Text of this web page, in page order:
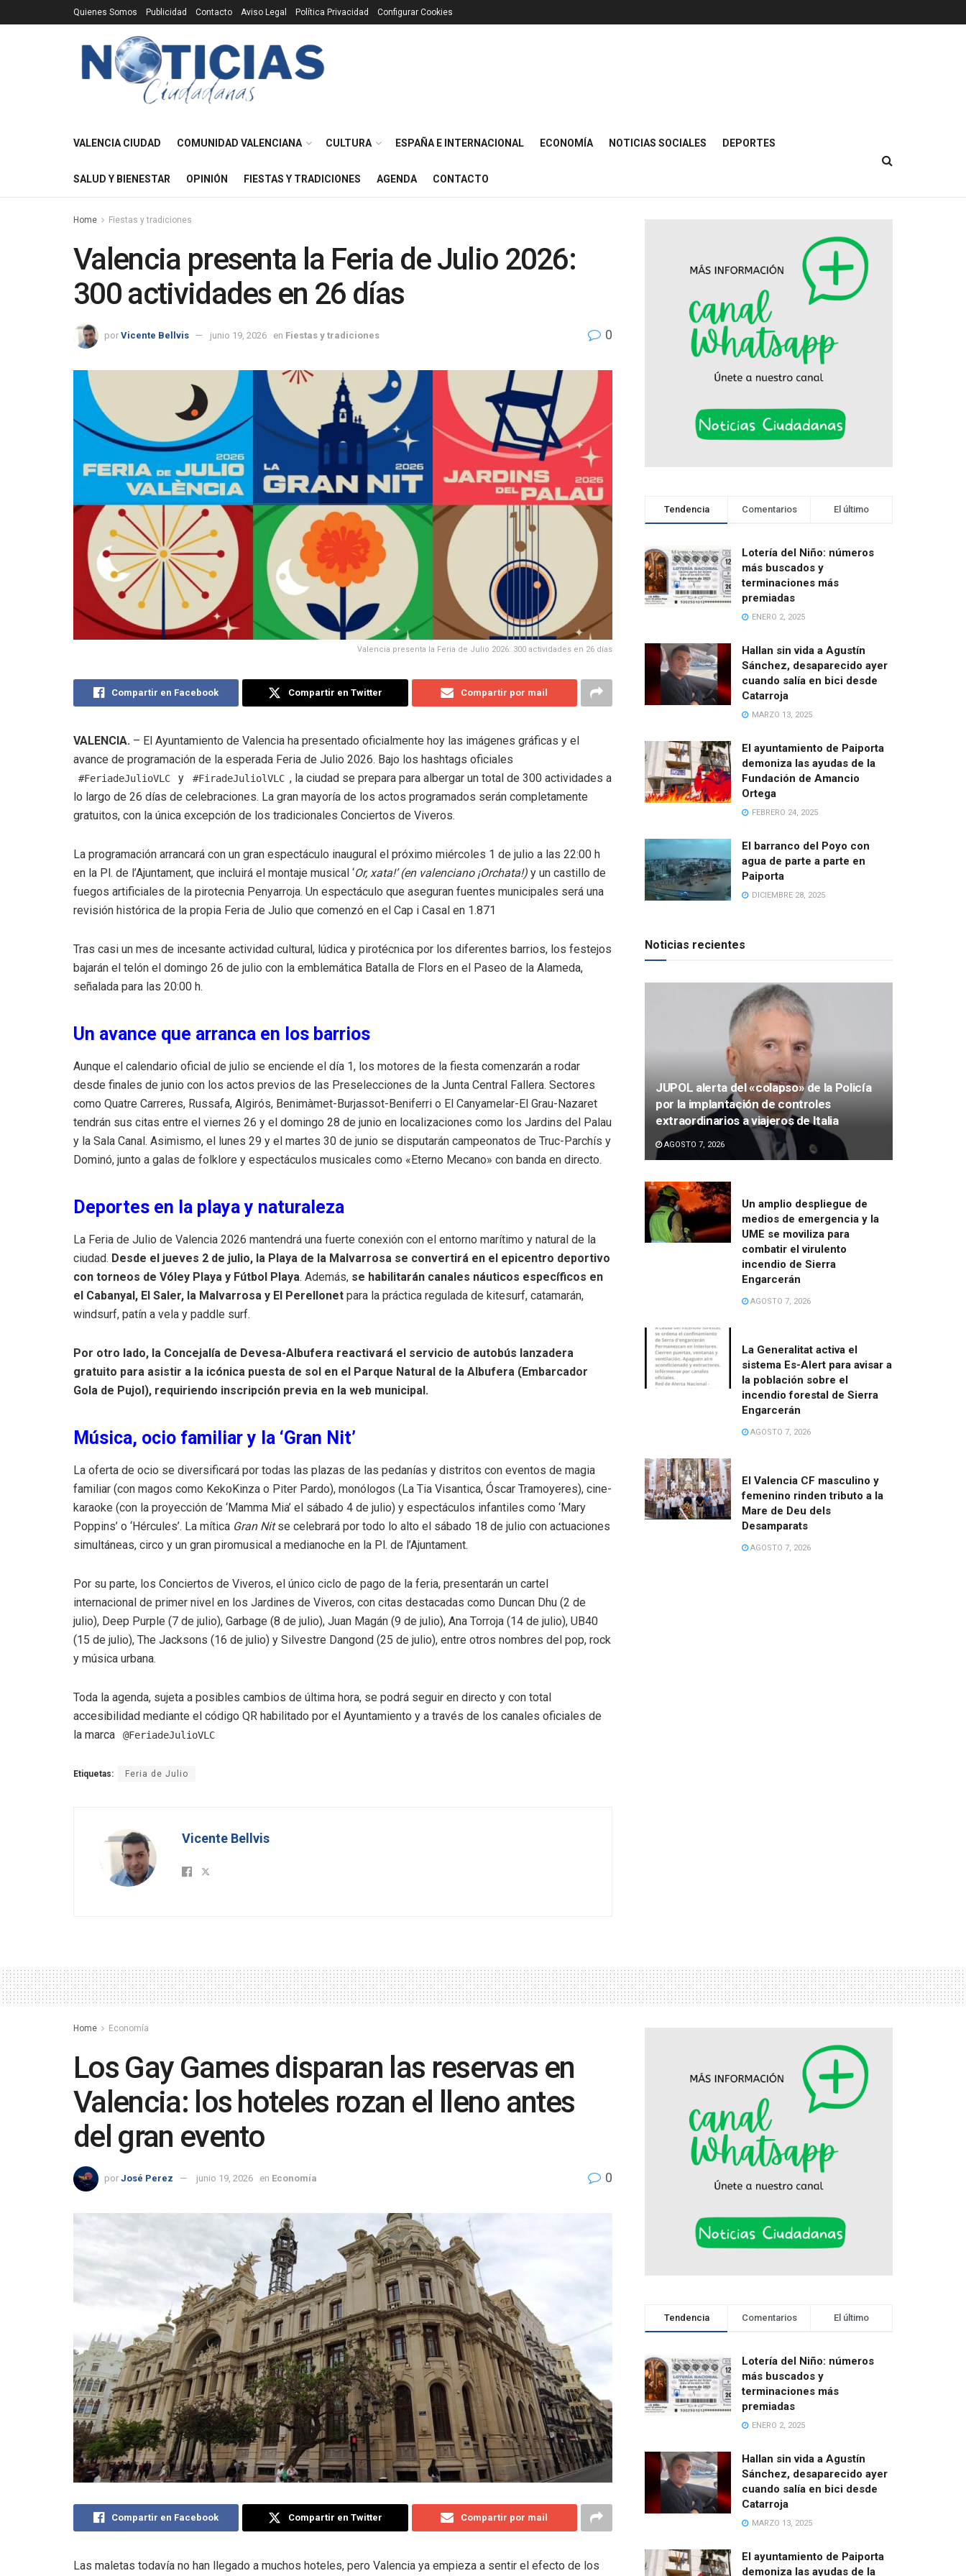
Quienes Somos Publicidad Contacto Aviso Legal Política Privacidad Configurar Cookies
VALENCIA CIUDAD COMUNIDAD VALENCIANA CULTURA ESPAÑA E INTERNACIONAL ECONOMÍA NOTICIAS SOCIALES DEPORTES
SALUD Y BIENESTAR OPINIÓN FIESTAS Y TRADICIONES AGENDA CONTACTO
Home Fiestas y tradiciones
Valencia presenta la Feria de Julio 2026:
300 actividades en 26 días
por Vicente Bellvis junio 19, 2026 en Fiestas y tradiciones 0
Valencia presenta la Feria de Julio 2026: 300 actividades en 26 días
Compartir en Facebook Compartir en Twitter Compartir por mail
VALENCIA. – El Ayuntamiento de Valencia ha presentado oficialmente hoy las imágenes gráficas y el
avance de programación de la esperada Feria de Julio 2026. Bajo los hashtags oficiales
#FeriadeJulioVLC y #FiradeJuliolVLC , la ciudad se prepara para albergar un total de 300 actividades a
lo largo de 26 días de celebraciones. La gran mayoría de los actos programados serán completamente
gratuitos, con la única excepción de los tradicionales Conciertos de Viveros.
La programación arrancará con un gran espectáculo inaugural el próximo miércoles 1 de julio a las 22:00 h
en la Pl. de l’Ajuntament, que incluirá el montaje musical ‘Or, xata!’ (en valenciano ¡Orchata!) y un castillo de
fuegos artificiales de la pirotecnia Penyarroja. Un espectáculo que aseguran fuentes municipales será una
revisión histórica de la propia Feria de Julio que comenzó en el Cap i Casal en 1.871
Tras casi un mes de incesante actividad cultural, lúdica y pirotécnica por los diferentes barrios, los festejos
bajarán el telón el domingo 26 de julio con la emblemática Batalla de Flors en el Paseo de la Alameda,
señalada para las 20:00 h.
Un avance que arranca en los barrios
Aunque el calendario oficial de julio se enciende el día 1, los motores de la fiesta comenzarán a rodar
desde finales de junio con los actos previos de las Preselecciones de la Junta Central Fallera. Sectores
como Quatre Carreres, Russafa, Algirós, Benimàmet-Burjassot-Beniferri o El Canyamelar-El Grau-Nazaret
tendrán sus citas entre el viernes 26 y el domingo 28 de junio en localizaciones como los Jardins del Palau
y la Sala Canal. Asimismo, el lunes 29 y el martes 30 de junio se disputarán campeonatos de Truc-Parchís y
Dominó, junto a galas de folklore y espectáculos musicales como «Eterno Mecano» con banda en directo.
Deportes en la playa y naturaleza
La Feria de Julio de Valencia 2026 mantendrá una fuerte conexión con el entorno marítimo y natural de la
ciudad. Desde el jueves 2 de julio, la Playa de la Malvarrosa se convertirá en el epicentro deportivo
con torneos de Vóley Playa y Fútbol Playa. Además, se habilitarán canales náuticos específicos en
el Cabanyal, El Saler, la Malvarrosa y El Perellonet para la práctica regulada de kitesurf, catamarán,
windsurf, patín a vela y paddle surf.
Por otro lado, la Concejalía de Devesa-Albufera reactivará el servicio de autobús lanzadera
gratuito para asistir a la icónica puesta de sol en el Parque Natural de la Albufera (Embarcador
Gola de Pujol), requiriendo inscripción previa en la web municipal.
Música, ocio familiar y la ‘Gran Nit’
La oferta de ocio se diversificará por todas las plazas de las pedanías y distritos con eventos de magia
familiar (con magos como KekoKinza o Piter Pardo), monólogos (La Tia Visantica, Óscar Tramoyeres), cine-
karaoke (con la proyección de ‘Mamma Mia’ el sábado 4 de julio) y espectáculos infantiles como ‘Mary
Poppins’ o ‘Hércules’. La mítica Gran Nitse celebrará por todo lo alto el sábado 18 de julio con actuaciones
simultáneas, circo y un gran piromusical a medianoche en la Pl. de l’Ajuntament.
Por su parte, los Conciertos de Viveros, el único ciclo de pago de la feria, presentarán un cartel
internacional de primer nivel en los Jardines de Viveros, con citas destacadas como Duncan Dhu (2 de
julio), Deep Purple (7 de julio), Garbage (8 de julio), Juan Magán (9 de julio), Ana Torroja (14 de julio), UB40
(15 de julio), The Jacksons (16 de julio) y Silvestre Dangond (25 de julio), entre otros nombres del pop, rock
y música urbana.
Toda la agenda, sujeta a posibles cambios de última hora, se podrá seguir en directo y con total
accesibilidad mediante el código QR habilitado por el Ayuntamiento y a través de los canales oficiales de
la marca
@FeriadeJulioVLC
Etiquetas: Feria de Julio
Vicente Bellvis
Tendencia Comentarios El último
Lotería del Niño: números
más buscados y
terminaciones más
premiadas
ENERO 2, 2025
Hallan sin vida a Agustín
Sánchez, desaparecido ayer
cuando salía en bici desde
Catarroja
MARZO 13, 2025
El ayuntamiento de Paiporta
demoniza las ayudas de la
Fundación de Amancio
Ortega
FEBRERO 24, 2025
El barranco del Poyo con
agua de parte a parte en
Paiporta
DICIEMBRE 28, 2025
Noticias recientes
JUPOL alerta del «colapso» de la Policía
por la implantación de controles
extraordinarios a viajeros de Italia
AGOSTO 7, 2026
Un amplio despliegue de
medios de emergencia y la
UME se moviliza para
combatir el virulento
incendio de Sierra
Engarcerán
AGOSTO 7, 2026
La Generalitat activa el
sistema Es-Alert para avisar a
la población sobre el
incendio forestal de Sierra
Engarcerán
AGOSTO 7, 2026
El Valencia CF masculino y
femenino rinden tributo a la
Mare de Deu dels
Desamparats
AGOSTO 7, 2026
Home Economía
Los Gay Games disparan las reservas en
Valencia: los hoteles rozan el lleno antes
del gran evento
por José Perez junio 19, 2026 en Economía 0
Compartir en Facebook Compartir en Twitter Compartir por mail
Las maletas todavía no han llegado a muchos hoteles, pero Valencia ya empieza a sentir el efecto de los
Tendencia Comentarios El último
Lotería del Niño: números
más buscados y
terminaciones más
premiadas
ENERO 2, 2025
Hallan sin vida a Agustín
Sánchez, desaparecido ayer
cuando salía en bici desde
Catarroja
MARZO 13, 2025
El ayuntamiento de Paiporta
demoniza las ayudas de la